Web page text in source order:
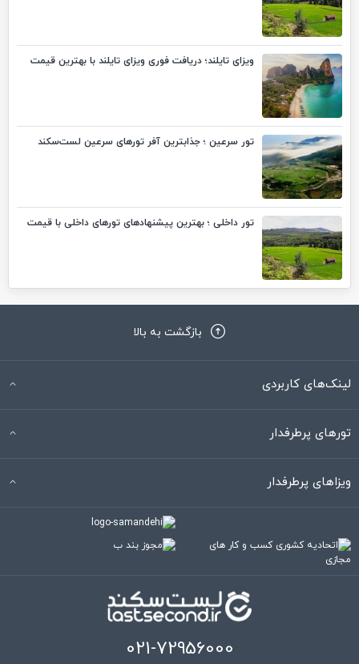
ویزای تایلند؛ دریافت فوری ویزای تایلند با بهترین قیمت
تور سرعین ؛ جذابترین آفر تورهای سرعین لست‌سکند
تور داخلی ؛ بهترین پیشنهادهای تورهای داخلی با قیمت
بازگشت به بالا
لینک‌های کاربردی
تورهای پرطرفدار
ویزاهای پرطرفدار
021-72956000